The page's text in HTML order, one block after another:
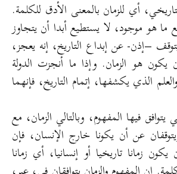
أي للزمان بالمعنى الأدق للكلمة.
ما هو موجود، لا يستطيع أبدا أن يتجاوز
–إذن- عن إبداع التاريخ، إنه يعجز،
هو الزمان. وإذا ما أنجزت الدولة
الذي يكشفها، إتمام التاريخ، فإنهما
فيها المفهوم، وبالتالي الزمان، مع
عن أن يكونا خارج الإنسان، فإن
زمانا تاريخيا أو إنسانيا، أي زمانا